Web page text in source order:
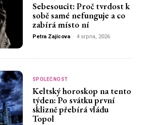
Sebesoucit: Proč tvrdost k
sobě samé nefunguje a co
zabírá místo ní
Petra Zajícova - 4 srpna, 2026
SPOLEČNOST
Keltský horoskop na tento
týden: Po svátku první
sklizně přebírá vládu
Topol